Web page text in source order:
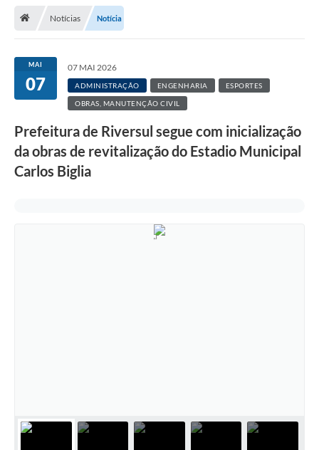
Departamentos
Diário Oficial
Ouvidoria
Conselhos
Notícias Notícia
MAI
07
07 MAI 2026
ADMINISTRAÇÃO ENGENHARIA ESPORTES
OBRAS, MANUTENÇÃO CIVIL
Prefeitura de Riversul segue com inicialização
da obras de revitalização do Estadio Municipal
Carlos Biglia